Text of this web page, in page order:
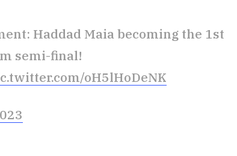
Haddad Maia becoming the 1st
semi-final!
oH5lHoDeNK